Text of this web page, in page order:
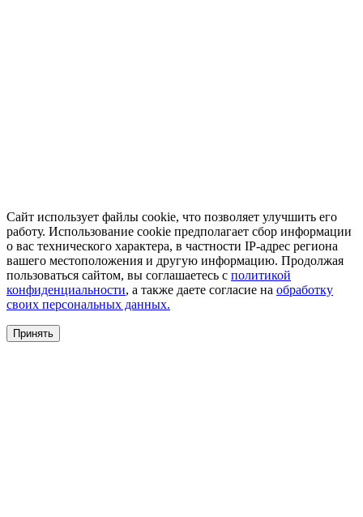
Сайт использует файлы cookie, что позволяет улучшить его
работу. Использование cookie предполагает сбор информации
о вас технического характера, в частности IP-адрес региона
вашего местоположения и другую информацию. Продолжая
пользоваться сайтом, вы соглашаетесь с политикой
конфиденциальности, а также даете согласие на обработку
своих персональных данных.
Принять